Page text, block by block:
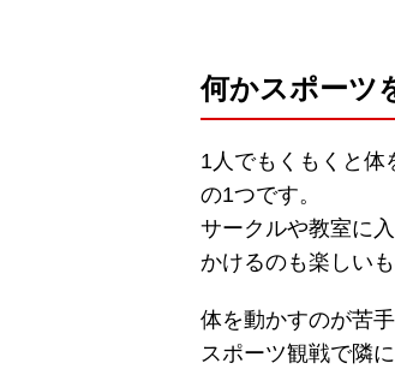
何かスポーツ
1人でもくもくと体
の1つです。
サークルや教室に
かけるのも楽しいも
体を動かすのが苦
スポーツ観戦で隣